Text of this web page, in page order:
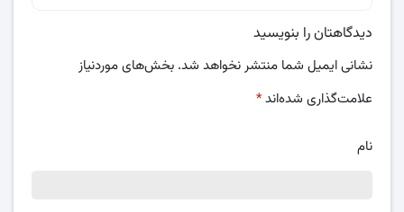
دیدگاهتان را بنویسید
نشانی ایمیل شما منتشر نخواهد شد. بخش‌های موردنیاز
علامت‌گذاری شده‌اند*
نام